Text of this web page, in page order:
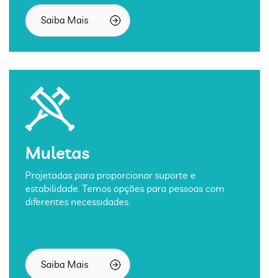
Saiba Mais
Muletas
Projetadas para proporcionar suporte e
estabilidade. Temos opções para pessoas com
diferentes necessidades.
Saiba Mais